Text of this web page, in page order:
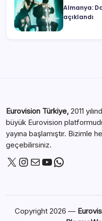
Almanya:
açıklandı
Eurovision Türkiye, 2011
büyük Eurovision
yayına başlamıştır. Bizimle
geçebilirsiniz.
Copyright 2026 —